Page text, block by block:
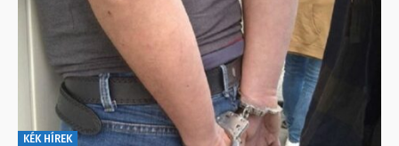
KÉK HÍREK